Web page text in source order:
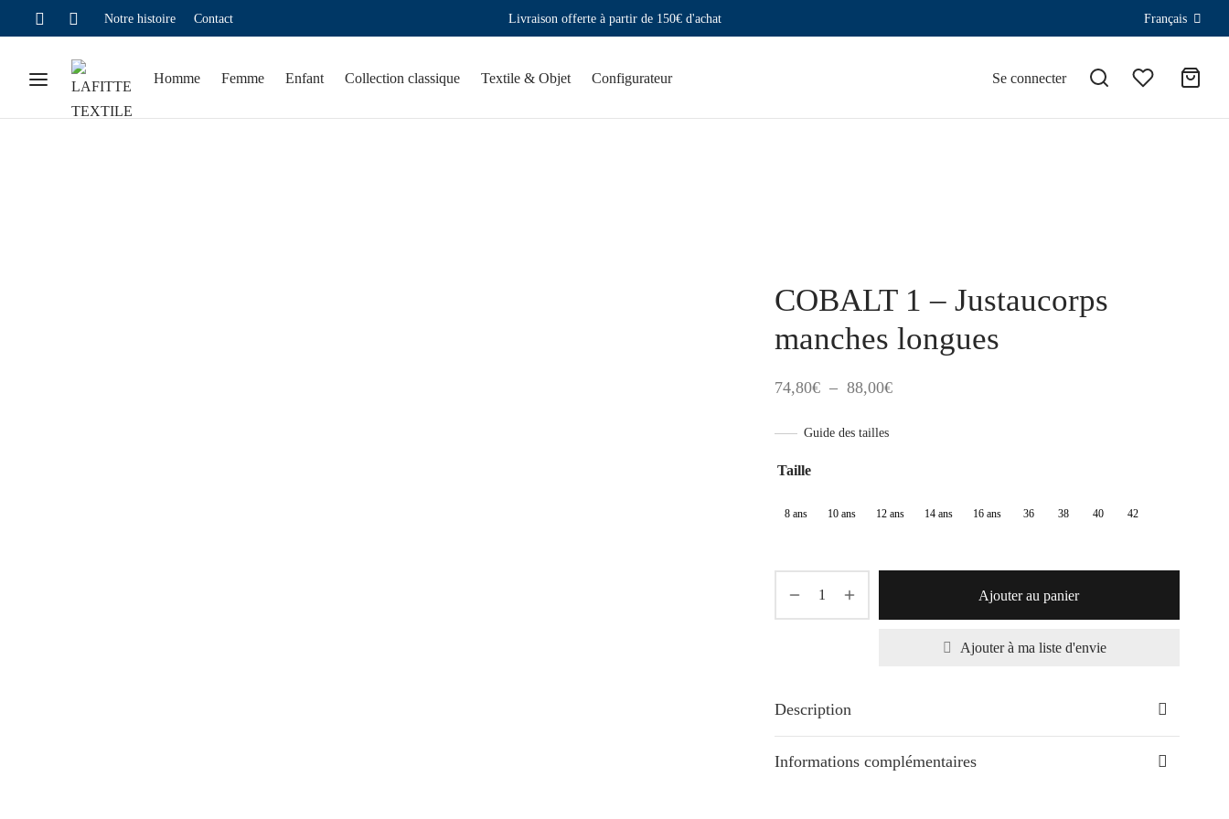
Notre histoire Contact Livraison offerte à partir de 150€ d'achat Français
Homme Femme Enfant Collection classique Textile & Objet Configurateur Se connecter
COBALT 1 – Justaucorps
manches longues
74,80€ – 88,00€Plage
88,00€
Guide des tailles
Taille
8 ans 10 ans 12 ans 14 ans 16 ans 36 38 40 42
Ajouter au panier
Ajouter à ma liste d'envie
Description
Informations complémentaires